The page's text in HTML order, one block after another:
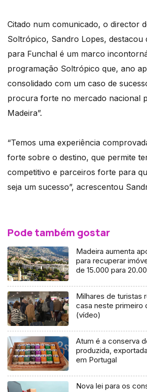
Citado num comunicado, o director
Soltrópico, Sandro Lopes, destacou
para Funchal é um marco
programação Soltrópico que, ano
consolidado com um caso de
procura forte no mercado nacional
Madeira”.
“Temos uma experiência
forte sobre o destino, que permite
competitivo e parceiros forte para
seja um sucesso”, acrescentou
Pode também gostar
Madeira aumenta
para recuperar
de 15.000 para
Milhares de turistas
casa neste primeiro
(vídeo)
Atum é a conserva
produzida,
em Portugal
Nova lei para os